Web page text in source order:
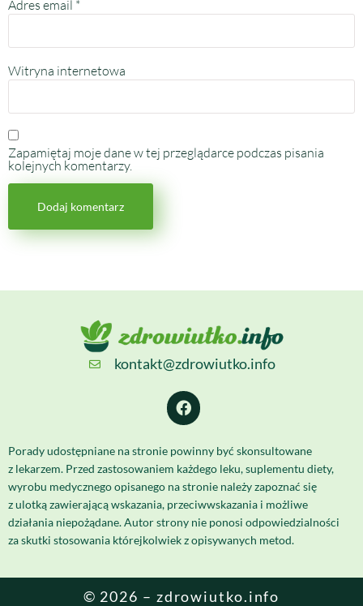
Adres email *
Witryna internetowa
Zapamiętaj moje dane w tej przeglądarce podczas pisania
kolejnych komentarzy.
kontakt@zdrowiutko.info
Porady udostępniane na stronie powinny być skonsultowane
z lekarzem. Przed zastosowaniem każdego leku, suplementu diety,
wyrobu medycznego opisanego na stronie należy zapoznać się
z ulotką zawierającą wskazania, przeciwwskazania i możliwe
działania niepożądane. Autor strony nie ponosi odpowiedzialności
za skutki stosowania którejkolwiek z opisywanych metod.
© 2026 – zdrowiutko.info